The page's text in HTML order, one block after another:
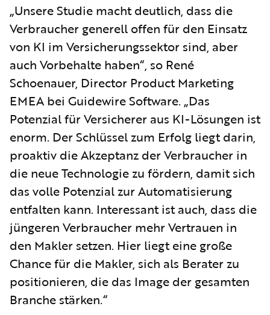
„Unsere Studie macht deutlich, dass die
Verbraucher generell offen für den Einsatz
von KI im Versicherungssektor sind, aber
auch Vorbehalte haben“, so René
Schoenauer, Director Product Marketing
EMEA bei Guidewire Software. „Das
Potenzial für Versicherer aus KI-Lösungen ist
enorm. Der Schlüssel zum Erfolg liegt darin,
proaktiv die Akzeptanz der Verbraucher in
die neue Technologie zu fördern, damit sich
das volle Potenzial zur Automatisierung
entfalten kann. Interessant ist auch, dass die
jüngeren Verbraucher mehr Vertrauen in
den Makler setzen. Hier liegt eine große
Chance für die Makler, sich als Berater zu
positionieren, die das Image der gesamten
Branche stärken.“